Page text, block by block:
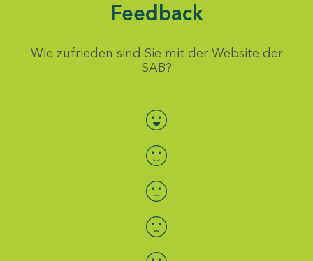
Feedback
Wie zufrieden sind Sie mit der Website der
SAB?
Bewertung auswählen